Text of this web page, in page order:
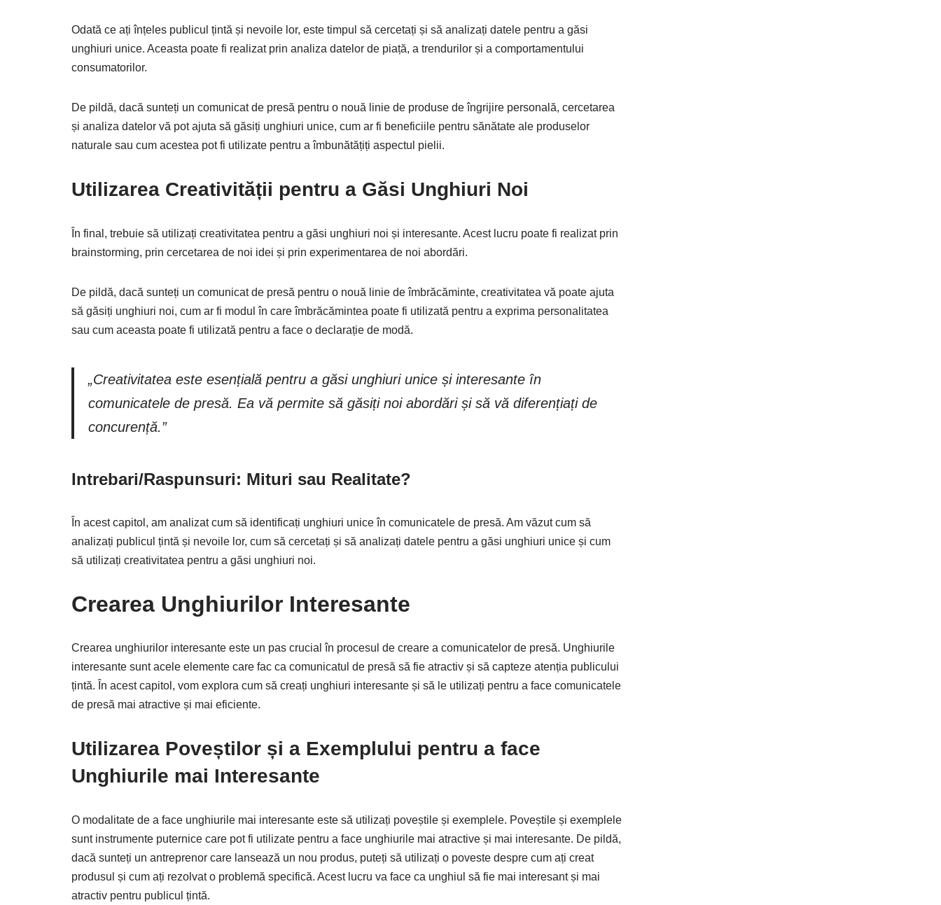
Odată ce ați înțeles publicul țintă și nevoile lor, este timpul să cercetați și să analizați datele pentru a găsi
unghiuri unice. Aceasta poate fi realizat prin analiza datelor de piață, a trendurilor și a comportamentului
consumatorilor.
De pildă, dacă sunteți un comunicat de presă pentru o nouă linie de produse de îngrijire personală, cercetarea
și analiza datelor vă pot ajuta să găsiți unghiuri unice, cum ar fi beneficiile pentru sănătate ale produselor
naturale sau cum acestea pot fi utilizate pentru a îmbunătățiți aspectul pielii.
Utilizarea Creativității pentru a Găsi Unghiuri Noi
În final, trebuie să utilizați creativitatea pentru a găsi unghiuri noi și interesante. Acest lucru poate fi realizat prin
brainstorming, prin cercetarea de noi idei și prin experimentarea de noi abordări.
De pildă, dacă sunteți un comunicat de presă pentru o nouă linie de îmbrăcăminte, creativitatea vă poate ajuta
să găsiți unghiuri noi, cum ar fi modul în care îmbrăcămintea poate fi utilizată pentru a exprima personalitatea
sau cum aceasta poate fi utilizată pentru a face o declarație de modă.
„Creativitatea este esențială pentru a găsi unghiuri unice și interesante în
comunicatele de presă. Ea vă permite să găsiți noi abordări și să vă diferențiați de
concurență.”
Intrebari/Raspunsuri: Mituri sau Realitate?
În acest capitol, am analizat cum să identificați unghiuri unice în comunicatele de presă. Am văzut cum să
analizați publicul țintă și nevoile lor, cum să cercetați și să analizați datele pentru a găsi unghiuri unice și cum
să utilizați creativitatea pentru a găsi unghiuri noi.
Crearea Unghiurilor Interesante
Crearea unghiurilor interesante este un pas crucial în procesul de creare a comunicatelor de presă. Unghiurile
interesante sunt acele elemente care fac ca comunicatul de presă să fie atractiv și să capteze atenția publicului
țintă. În acest capitol, vom explora cum să creați unghiuri interesante și să le utilizați pentru a face comunicatele
de presă mai atractive și mai eficiente.
Utilizarea Poveștilor și a Exemplului pentru a face
Unghiurile mai Interesante
O modalitate de a face unghiurile mai interesante este să utilizați poveștile și exemplele. Poveștile și exemplele
sunt instrumente puternice care pot fi utilizate pentru a face unghiurile mai atractive și mai interesante. De pildă,
dacă sunteți un antreprenor care lansează un nou produs, puteți să utilizați o poveste despre cum ați creat
produsul și cum ați rezolvat o problemă specifică. Acest lucru va face ca unghiul să fie mai interesant și mai
atractiv pentru publicul țintă.